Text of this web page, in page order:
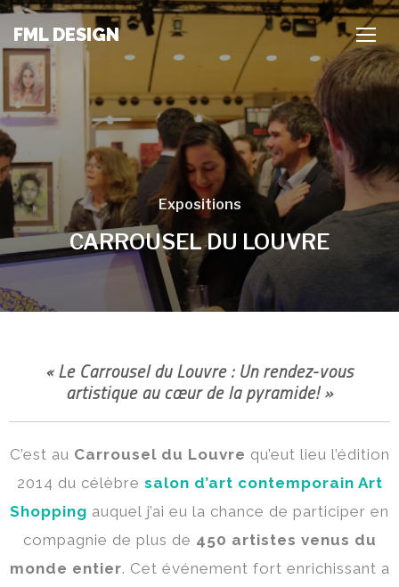
FML DESIGN
Expositions
CARROUSEL DU LOUVRE
« Le Carrousel du Louvre : Un rendez-vous
artistique au cœur de la pyramide! »
C’est au Carrousel du Louvre qu’eut lieu l’édition
2014 du célèbre salon d’art contemporain Art
Shopping auquel j’ai eu la chance de participer en
compagnie de plus de 450 artistes venus du
monde entier. Cet événement fort enrichissant a